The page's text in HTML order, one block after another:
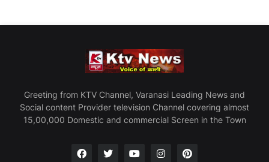
Greeting from KTV Channel, Varanasi Leading News and
Social content Provider television Channel covering almost
15,00,000 Domestic and commercial Screen in the Town